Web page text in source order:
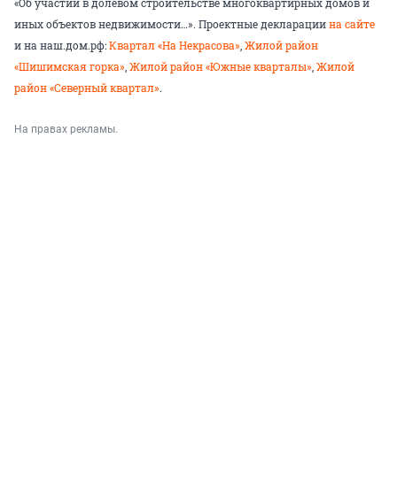
«Об участии в долевом строительстве многоквартирных домов и
иных объектов недвижимости…». Проектные декларациина сайте
и на наш.дом.рф:Квартал «На Некрасова»,Жилой район
«Шишимская горка»,Жилой район «Южные кварталы»,Жилой
район «Северный квартал».
На правах рекламы.